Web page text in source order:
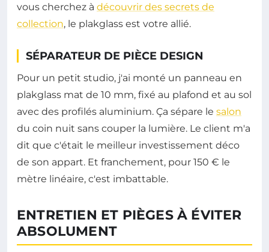
vous cherchez à découvrir des secrets de
collection, le plakglass est votre allié.
SÉPARATEUR DE PIÈCE DESIGN
Pour un petit studio, j'ai monté un panneau en
plakglass mat de 10 mm, fixé au plafond et au sol
avec des profilés aluminium. Ça sépare le salon
du coin nuit sans couper la lumière. Le client m'a
dit que c'était le meilleur investissement déco
de son appart. Et franchement, pour 150 € le
mètre linéaire, c'est imbattable.
ENTRETIEN ET PIÈGES À ÉVITER
ABSOLUMENT